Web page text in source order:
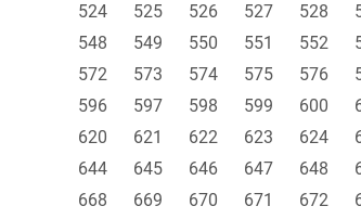
524
525 526 527 528
548
549 550 551 552
572
573 574 575 576
596
597 598 599 600
620
621 622 623 624
644
645 646 647 648
668
669 670 671 672